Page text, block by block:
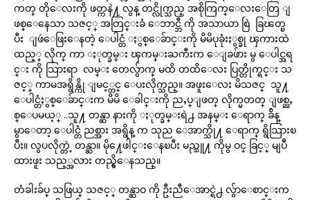
ကတ္ တိုေလးကို ဖတ္ကနဲ႔ လွန္ တင္လိုက္သည္ အစိုကြက္ေလးေတြ ျ
ဖစ္ေနေသာ သဇင့္ အတြင္းခံ ေဘာင္ဘီ ကို အသာယာ စြဲ ခြၽတ္ၿ
ပီး ျဖဴေဖြးေနတဲ့ ေပါင္တံ ႏွစ္ေခ်ာင္းကို မိမိပုခုံးႏွစ္ခု ၾကားထဲ
ထည့္ လိုက္ ကာ ႏုတ္ခမ္း ၾကမ္းႀကီးက ေျခဖ်ား မွ ေပါင္အရ
င္း ကို သြားရာ လမ္း တေလွ်ာက္ မထိ တထိေလး ပြတ္တိုက္ရင္း သ
ဇင့္ ကာမအရွိန္ကို ျမင့္တင္ ေပးလိုက္သည္။ အဖူးေလး မိသဇင္ သူ႔
ေပါင္တံႏွစ္ေခ်ာင္းက မိမိ ေခါင္းကို ညႇပ္ျဖတ္ လိုက္မတတ္ ျဖစ္ညႇ
စ္ေပမယ့္ ..သူ႔ တန္ဆာ နားကို ႏုတ္ခမ္းရဲ႕ အနမ္း ေရာက္ ခ်ိန္
မွာေတာ့ ေပါင္တံ ညစ္အား အရွိန္ က သုည ေအာက္သို႔ ေရာက္ ရွိသြားၿ
ပီး။ လွပလိုက္တဲ့ တန္ဆာ။ မို႔ေဖါင္းေနၿပီး မည္သူ႔ ကိုမွ ဝင္ ခြင့္ မျပဳ
ထားဖူး သည့္အလား တည္ရွိေနသည္။
တံခါးခ်ပ္ သဖြယ္ သဇင့္ တန္ဆာဝ ကို ဦးညီေအာင္ရဲ႕ လွ်ာေစာင္းက